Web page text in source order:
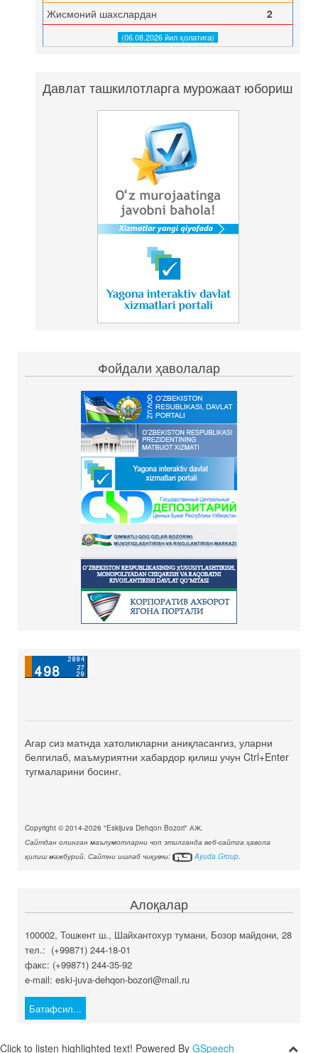
Жисмоний шахслардан
2
(06.08.2026 йил ҳолатига)
Давлат ташкилотларга мурожаат юбориш
Фойдали ҳаволалар
Агар сиз матнда хатоликларни аниқласангиз, уларни
белгилаб, маъмуриятни хабардор қилиш учун Ctrl+Enter
тугмаларини босинг.
Copyright © 2014-2026 "Eskijuva Dehqon Bozori" АЖ.
Сайтдан олинган маълумотларни чоп этилганда веб-сайтга ҳавола
қилиш мажбурий. Сайтни ишлаб чиқувчи:
Ayuda Group.
Алоқалар
100002, Тошкент ш., Шайхантохур тумани, Бозор майдони, 28
тел.: (+99871) 244-18-01
факс: (+99871) 244-35-92
e-mail: eski-juva-dehqon-bozori@mail.ru
Батафсил...
Click to listen highlighted text! Powered By GSpeech